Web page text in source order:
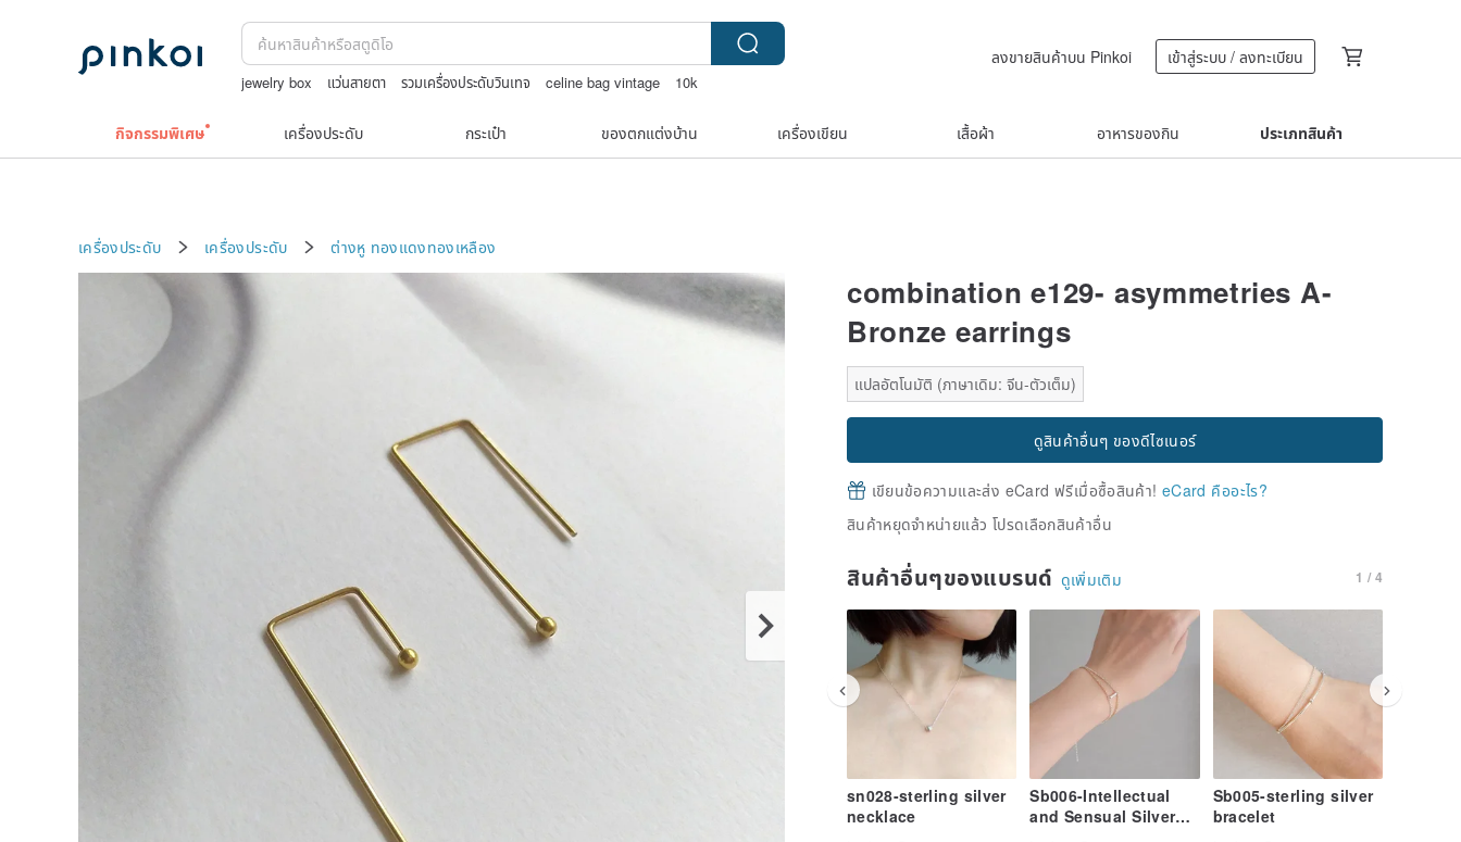
jewelry box แว่นสายตา รวมเครื่องประดับวินเทจ celine bag vintage
10k
ลงขายสินค้าบน Pinkoi เข้าสู่ระบบ / ลงทะเบียน
กิจกรรมพิเศษ เครื่องประดับ กระเป๋า ของตกแต่งบ้าน เครื่องเขียน เสื้อผ้า อาหารของกิน ประเภทสินค้า
เครื่องประดับ เครื่องประดับ ต่างหู ทองแดงทองเหลือง
combination e129- asymmetries A-
Bronze earrings
แปลอัตโนมัติ (ภาษาเดิม: จีน-ตัวเต็ม)
ดูสินค้าอื่นๆ ของดีไซเนอร์
เขียนข้อความและส่ง eCard ฟรีเมื่อซื้อสินค้า! eCard คืออะไร?
สินค้าหยุดจำหน่ายแล้ว โปรดเลือกสินค้าอื่น
สินค้าอื่นๆของแบรนด์ ดูเพิ่มเติม 1 / 4
sn028-sterling silver
necklace
Sb006-Intellectual
and Sensual Silver
Sb005-sterling silver
bracelet